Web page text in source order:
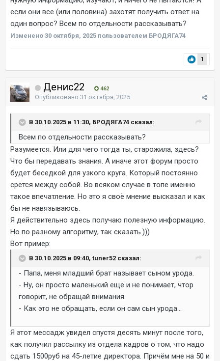
если они все (или половина) захотят получить ответ на
один вопрос? Всем по отдельности рассказывать?
Изменено 30 октября, 2025 пользователем БРОДЯГА74
1
Денис22 462
Опубликовано 31 октября, 2025
В 30.10.2025 в 11:30, БРОДЯГА74 сказал:
Всем по отдельности рассказывать?
Разумеется. Или для чего тогда ты, старожила, здесь?
Что бы передавать знания. А иначе этот форум просто
будет беседкой для узкого круга. Который постоянно
срётся между собой. Во всяком случае в топе именно
такое впечатление. Но это я своё мнение высказал и как
бы не навязываюсь.
Я действительно здесь получаю полезную информацию.
Но по разному алгоритму, так сказать.)))
Вот пример:
В 30.10.2025 в 09:40, tuner52 сказал:
- Папа, меня младший брат называет сыном урода.
- Ну, он просто маленький еще и не понимает, чтор
говорит, не обращай внимания.
- Как это не обращать, если он сам сын урода...
Я этот мессадж увидел спустя десять минут после того,
как получил рассылку из отдела кадров о том, что надо
сдать 1500руб на 45-летие директора. Причём мне на 50 и